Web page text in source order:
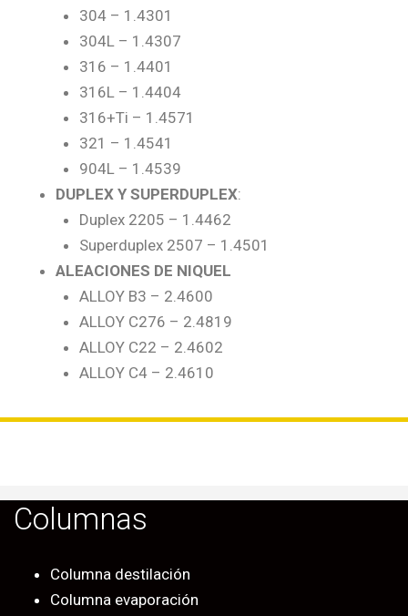
304 – 1.4301
304L – 1.4307
316 – 1.4401
316L – 1.4404
316+Ti – 1.4571
321 – 1.4541
904L – 1.4539
DUPLEX Y SUPERDUPLEX:
Duplex 2205 – 1.4462
Superduplex 2507 – 1.4501
ALEACIONES DE NIQUEL
ALLOY B3 – 2.4600
ALLOY C276 – 2.4819
ALLOY C22 – 2.4602
ALLOY C4 – 2.4610
Columnas
Columna destilación
Columna evaporación